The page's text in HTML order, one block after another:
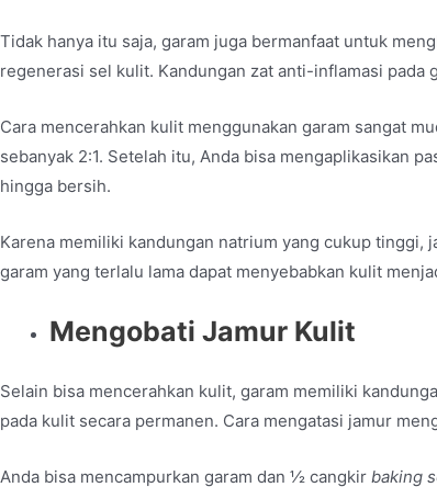
Tidak hanya itu saja, garam juga bermanfaat untuk
regenerasi sel kulit. Kandungan zat anti-inflamasi pada
Cara mencerahkan kulit menggunakan garam sangat
sebanyak 2:1. Setelah itu, Anda bisa mengaplikasikan
hingga bersih.
Karena memiliki kandungan natrium yang cukup tinggi,
garam yang terlalu lama dapat menyebabkan kulit
Mengobati Jamur Kulit
Selain bisa mencerahkan kulit, garam memiliki
pada kulit secara permanen. Cara mengatasi jamur
Anda bisa mencampurkan garam dan ½ cangkir baking